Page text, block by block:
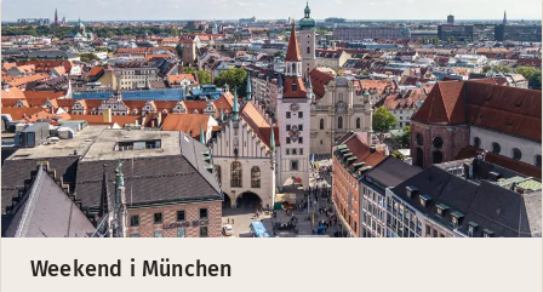
Weekend i München